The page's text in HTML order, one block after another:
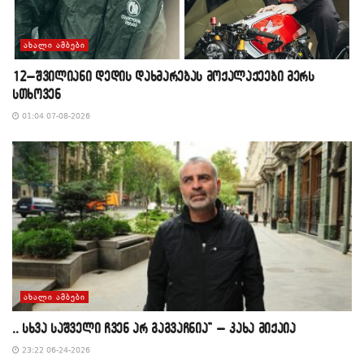
ᲐᲮᲐᲚᲘ ᲐᲛᲑᲔᲑᲘ
12–შვილიანი დედის დახმარებას მოქალაქეები მერს
სთხოვენ
01:04 07-08-2026
ᲐᲮᲐᲚᲘ ᲐᲛᲑᲔᲑᲘ
,, სხვა საშველი ჩვენ არ გაგვაჩნია” – კახა მიქაია
23:22 06-24-2026